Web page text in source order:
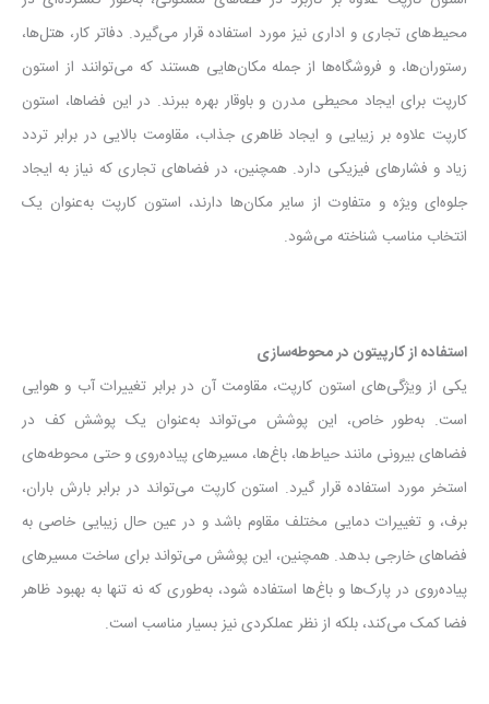
محیط‌های تجاری و اداری نیز مورد استفاده قرار می‌گیرد. دفاتر کار، هتل‌ها،
رستوران‌ها، و فروشگاه‌ها از جمله مکان‌هایی هستند که می‌توانند از استون
کارپت برای ایجاد محیطی مدرن و باوقار بهره ببرند. در این فضاها، استون
کارپت علاوه بر زیبایی و ایجاد ظاهری جذاب، مقاومت بالایی در برابر تردد
زیاد و فشارهای فیزیکی دارد. همچنین، در فضاهای تجاری که نیاز به ایجاد
جلوه‌ای ویژه و متفاوت از سایر مکان‌ها دارند، استون کارپت به‌عنوان یک
انتخاب مناسب شناخته می‌شود.
استفاده از کارپیتون در محوطه‌سازی
یکی از ویژگی‌های استون کارپت، مقاومت آن در برابر تغییرات آب و هوایی
است. به‌طور خاص، این پوشش می‌تواند به‌عنوان یک پوشش کف در
فضاهای بیرونی مانند حیاط‌ها، باغ‌ها، مسیرهای پیاده‌روی و حتی محوطه‌های
استخر مورد استفاده قرار گیرد. استون کارپت می‌تواند در برابر بارش باران،
برف، و تغییرات دمایی مختلف مقاوم باشد و در عین حال زیبایی خاصی به
فضاهای خارجی بدهد. همچنین، این پوشش می‌تواند برای ساخت مسیرهای
پیاده‌روی در پارک‌ها و باغ‌ها استفاده شود، به‌طوری که نه تنها به بهبود ظاهر
فضا کمک می‌کند، بلکه از نظر عملکردی نیز بسیار مناسب است.